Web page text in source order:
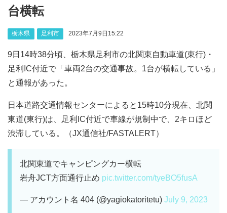
台横転
栃木県 足利市 2023年7月9日15:22
9日14時38分頃、栃木県足利市の北関東自動車道(東行)・
足利IC付近で「車両2台の交通事故。1台が横転している」
と通報があった。
日本道路交通情報センターによると15時10分現在、北関
東道(東行)は、足利IC付近で車線が規制中で、2キロほど
渋滞している。（JX通信社/FASTALERT）
北関東道でキャンピングカー横転
岩舟JCT方面通行止め pic.twitter.com/tyeBO5fusA
— アカウント名 404 (@yagiokatoritetu) July 9, 2023